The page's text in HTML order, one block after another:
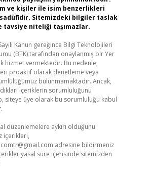
ve kişiler ile isim benzerlikleri
Sitemizdeki bilgiler taslak
tavsiye niteliği taşımazlar.
Kanun gereğince Bilgi Teknolojileri
(BTK) tarafından onaylanmış bir Yer
hizmet vermektedir. Bu nedenle,
proaktif olarak denetleme veya
bulunmamaktadır. Ancak,
içeriklerin sorumluluğunu
siteye üye olarak bu sorumluluğu kabul
düzenlemelere aykırı olduğunu
içerikleri,
adresine bildirmeniz
yasal süre içerisinde sitemizden